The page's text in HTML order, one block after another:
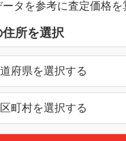
タを参考に査定価格を
所を選択